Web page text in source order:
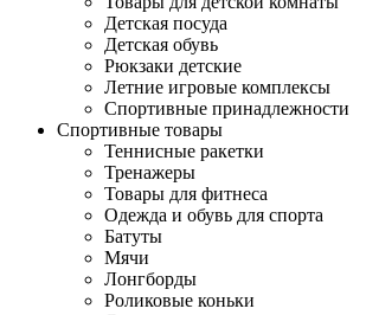
Детская посуда
Детская обувь
Рюкзаки детские
Летние игровые комплексы
Спортивные принадлежности
Спортивные товары
Теннисные ракетки
Тренажеры
Товары для фитнеса
Одежда и обувь для спорта
Батуты
Мячи
Лонгборды
Роликовые коньки